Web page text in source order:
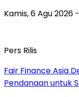
Kamis, 6 Agu 2026
Pers Rilis
Fair Finance Asia
Pendanaan untuk